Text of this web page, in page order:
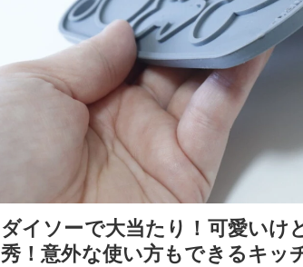
ダイソーで大当たり！可愛いけ
秀！意外な使い方もできるキッ